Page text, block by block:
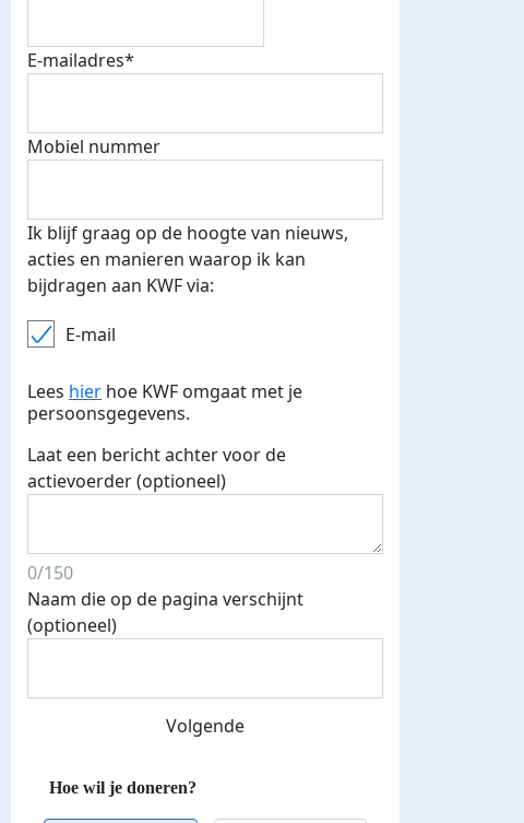
E-mailadres*
Mobiel nummer
Ik blijf graag op de hoogte van nieuws,
acties en manieren waarop ik kan
bijdragen aan KWF via:
E-mail
Lees hier hoe KWF omgaat met je
persoonsgegevens.
Laat een bericht achter voor de
actievoerder (optioneel)
0/150
Naam die op de pagina verschijnt
(optioneel)
Volgende